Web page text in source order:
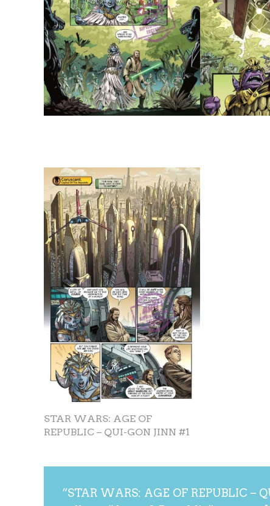
STAR WARS: AGE OF
REPUBLIC – QUI-GON JINN #1
“STAR WARS: AGE OF REPUBLIC –